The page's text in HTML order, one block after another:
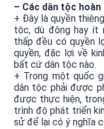
– Các dân tộc
+ Đây là quyền
tộc, dù đông hay ít
thấp đều có quyền
quyền, đặc lợi về
bất cứ dân tộc nào.
+ Trong một quốc
dân tộc phải được
được thực hiện,
trình độ phát triển
sử để lại có ý nghĩa